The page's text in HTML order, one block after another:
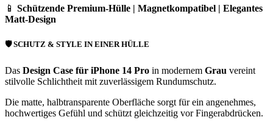
📱 Schützende Premium-Hülle | Magnetkompatibel | Elegantes
Matt-Design
🛡️SCHUTZ & STYLE IN EINER HÜLLE
Das Design Case für iPhone 14 Pro in modernem Grau vereint
stilvolle Schlichtheit mit zuverlässigem Rundumschutz.
Die matte, halbtransparente Oberfläche sorgt für ein angenehmes,
hochwertiges Gefühl und schützt gleichzeitig vor Fingerabdrücken.